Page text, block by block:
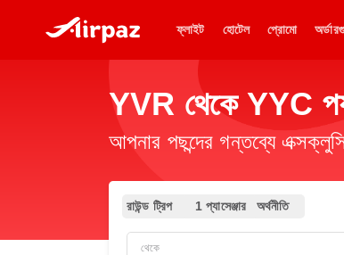
ফ্লাইট হোটেল প্রোমো
YVR থেকে YYC
আপনার পছন্দের গন্তব্যে
রাউন্ড ট্রিপ 1 প্যাসেঞ্জার অর্থনীতি
থেকে